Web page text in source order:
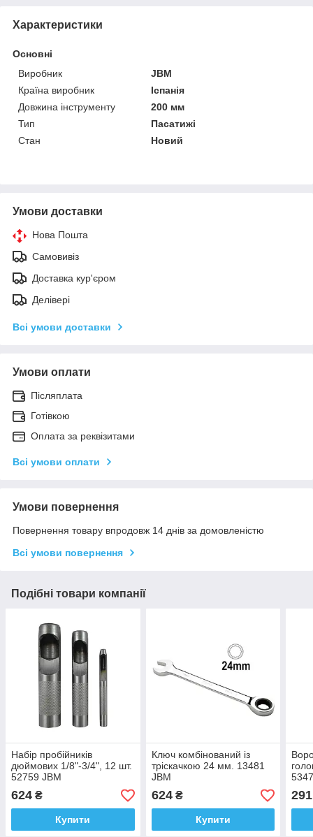
Характеристики
Основні
Виробник
JBM
Країна виробник
Іспанія
Довжина інструменту
200 мм
Тип
Пасатижі
Стан
Новий
Умови доставки
Нова Пошта
Самовивіз
Доставка кур'єром
Делівері
Всі умови доставки
Умови оплати
Післяплата
Готівкою
Оплата за реквізитами
Всі умови оплати
Умови повернення
Повернення товару впродовж 14 днів за домовленістю
Всі умови повернення
Подібні товари компанії
Набір пробійників
дюймових 1/8"-3/4", 12 шт.
52759 JBM
624 ₴
Купити
Ключ комбінований із
тріскачкою 24 мм. 13481
JBM
624₴
Купити
291